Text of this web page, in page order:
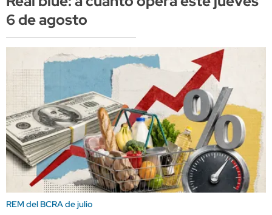
6 de agosto
REM del BCRA de julio